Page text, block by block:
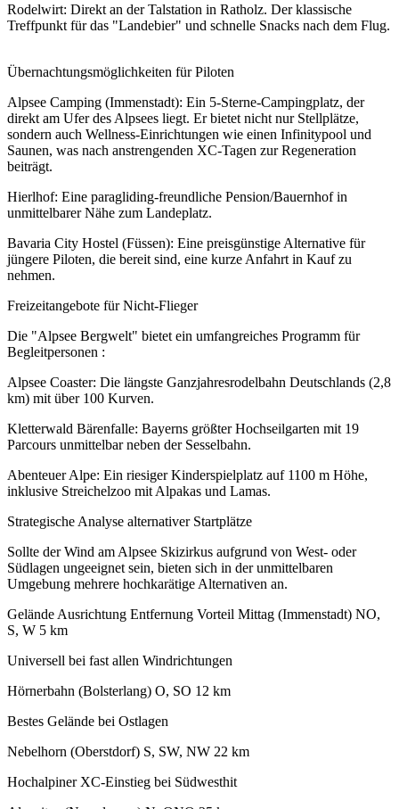
Rodelwirt: Direkt an der Talstation in Ratholz. Der klassische
Treffpunkt für das "Landebier" und schnelle Snacks nach dem Flug.
Übernachtungsmöglichkeiten für Piloten
Alpsee Camping (Immenstadt): Ein 5-Sterne-Campingplatz, der
direkt am Ufer des Alpsees liegt. Er bietet nicht nur Stellplätze,
sondern auch Wellness-Einrichtungen wie einen Infinitypool und
Saunen, was nach anstrengenden XC-Tagen zur Regeneration
beiträgt.
Hierlhof: Eine paragliding-freundliche Pension/Bauernhof in
unmittelbarer Nähe zum Landeplatz.
Bavaria City Hostel (Füssen): Eine preisgünstige Alternative für
jüngere Piloten, die bereit sind, eine kurze Anfahrt in Kauf zu
nehmen.
Freizeitangebote für Nicht-Flieger
Die "Alpsee Bergwelt" bietet ein umfangreiches Programm für
Begleitpersonen :
Alpsee Coaster: Die längste Ganzjahresrodelbahn Deutschlands (2,8
km) mit über 100 Kurven.
Kletterwald Bärenfalle: Bayerns größter Hochseilgarten mit 19
Parcours unmittelbar neben der Sesselbahn.
Abenteuer Alpe: Ein riesiger Kinderspielplatz auf 1100 m Höhe,
inklusive Streichelzoo mit Alpakas und Lamas.
Strategische Analyse alternativer Startplätze
Sollte der Wind am Alpsee Skizirkus aufgrund von West- oder
Südlagen ungeeignet sein, bieten sich in der unmittelbaren
Umgebung mehrere hochkarätige Alternativen an.
Gelände Ausrichtung Entfernung Vorteil Mittag (Immenstadt) NO,
S, W 5 km
Universell bei fast allen Windrichtungen
Hörnerbahn (Bolsterlang) O, SO 12 km
Bestes Gelände bei Ostlagen
Nebelhorn (Oberstdorf) S, SW, NW 22 km
Hochalpiner XC-Einstieg bei Südwesthit